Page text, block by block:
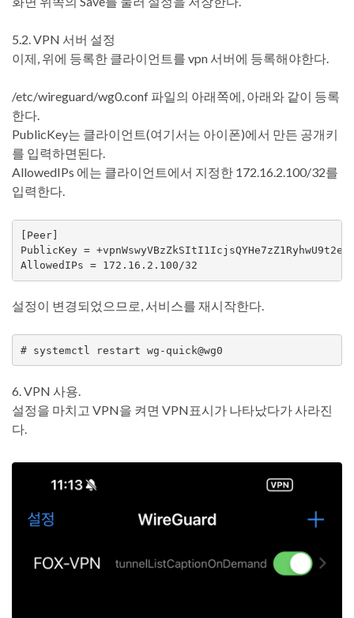
5.2. VPN 서버 설정
이제, 위에 등록한 클라이언트를 vpn 서버에 등록해야한다.
/etc/wireguard/wg0.conf 파일의 아래쪽에, 아래와 같이 등록
한다.
PublicKey는 클라이언트(여기서는 아이폰)에서 만든 공개키
를 입력하면된다.
AllowedIPs 에는 클라이언트에서 지정한 172.16.2.100/32를
입력한다.
[Peer]
PublicKey =
AllowedIPs = 172.16.2.100/32
설정이 변경되었으므로, 서비스를 재시작한다.
# systemctl restart wg-quick@wg0
6. VPN 사용.
설정을 마치고 VPN을 켜면 VPN표시가 나타났다가 사라진
다.